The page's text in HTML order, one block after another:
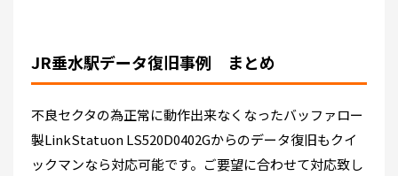
JR垂水駅データ復旧事例 まとめ
不良セクタの為正常に動作出来なくなったバッファロー
製LinkStatuon LS520D0402Gからのデータ復旧もクイ
ックマンなら対応可能です。ご要望に合わせて対応致し